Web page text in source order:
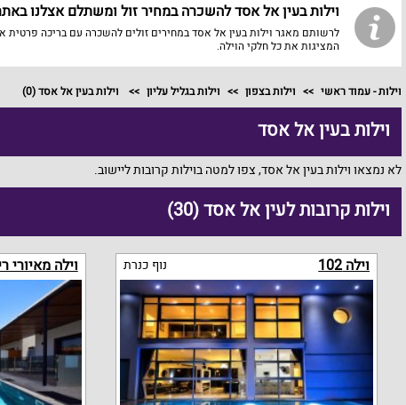
וילות בעין אל אסד להשכרה במחיר זול ומשתלם אצלנו
לרשותם מאגר וילות בעין אל אסד במחירים זולים להשכרה עם בריכה
המציגות את כל חלקי הוילה.
וילות - עמוד ראשי וילות בצפון וילות בגליל עליון וילות בעין אל אסד(0)
וילות בעין אל אסד
לא נמצאו וילות בעין אל אסד, צפו למטה בוילות קרובות ליישוב.
וילות קרובות לעין אל אסד (30)
וילה 102 נוף כנרת וילה מאיורי